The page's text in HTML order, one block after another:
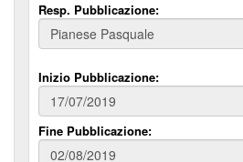
Resp. Pubblicazione:
Inizio Pubblicazione:
Fine Pubblicazione: